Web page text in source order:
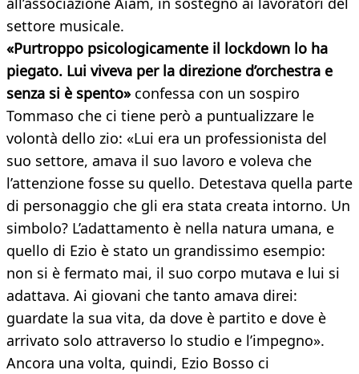
settore musicale.
«Purtroppo psicologicamente il lockdown lo ha
piegato. Lui viveva per la direzione d’orchestra e
senza si è spento» confessa con un sospiro
Tommaso che ci tiene però a puntualizzare le
volontà dello zio: «Lui era un professionista del
suo settore, amava il suo lavoro e voleva che
l’attenzione fosse su quello. Detestava quella parte
di personaggio che gli era stata creata intorno. Un
simbolo? L’adattamento è nella natura umana, e
quello di Ezio è stato un grandissimo esempio:
non si è fermato mai, il suo corpo mutava e lui si
adattava. Ai giovani che tanto amava direi:
guardate la sua vita, da dove è partito e dove è
arrivato solo attraverso lo studio e l’impegno».
Ancora una volta, quindi, Ezio Bosso ci